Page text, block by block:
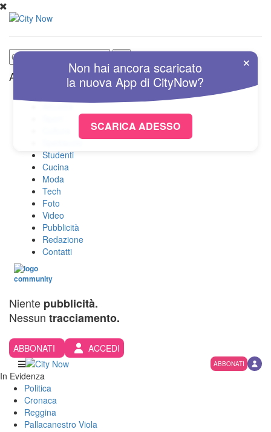
Altre Sezioni
Attualità
Spettacolo
Studenti
Cucina
Moda
Tech
Foto
Video
Pubblicità
Redazione
Contatti
Niente pubblicità.
Nessun tracciamento.
ABBONATI ACCEDI
ABBONATI
In Evidenza
Politica
Cronaca
Reggina
Pallacanestro Viola
×
Non hai ancora scaricato
la nuovaApp di CityNow?
SCARICA ADESSO